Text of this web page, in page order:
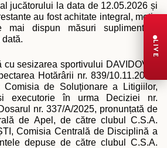
jucătorului la data de 12.05.2026 și
au fost achitate integral, motiv
dispun măsuri suplimentare
cu sesizarea sportivului DAVIDOVIC
Hotărârii nr. 839/10.11.2025,
Comisia de Soluționare a Litigiilor,
executorie în urma Deciziei nr.
nr. 337/A/2025, pronunțată de
de Apel, de către clubul C.S.A.
Comisia Centrală de Disciplină a
depuse de către clubul C.S.A.
LIVE